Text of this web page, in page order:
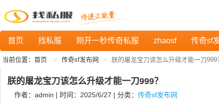
首页 找私服 刚开一秒传奇私服 zhaosf 传奇sf
当前位置： 首页 传奇sf发布网 朕的屠龙宝刀该怎么升级才能一刀999
朕的屠龙宝刀该怎么升级才能一刀999？
作者：admin | 时间：2025/6/27 | 分类： 传奇sf发布网